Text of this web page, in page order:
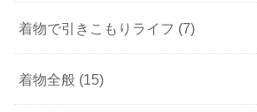
着物で引きこもりライフ (7)
着物全般 (15)